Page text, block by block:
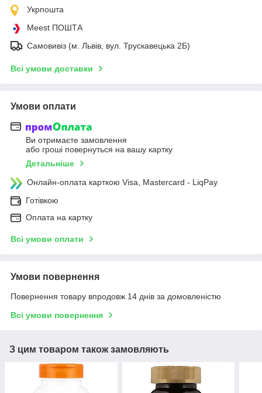
Укрпошта
Meest ПОШТА
Самовивіз (м. Львів, вул. Трускавецька 2Б)
Всі умови доставки
Умови оплати
Ви отримаєте замовлення
або гроші повернуться на вашу картку
Детальніше
Онлайн-оплата карткою Visa, Mastercard - LiqPay
Готівкою
Оплата на картку
Всі умови оплати
Умови повернення
Повернення товару впродовж 14 днів за домовленістю
Всі умови повернення
З цим товаром також замовляють